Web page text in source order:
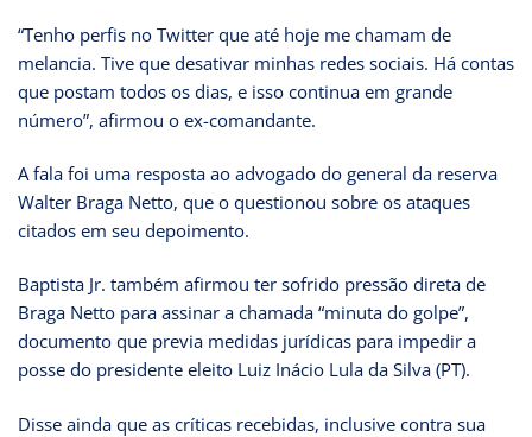
“Tenho perfis no Twitter que até hoje me chamam de
melancia. Tive que desativar minhas redes sociais. Há contas
que postam todos os dias, e isso continua em grande
número”, afirmou o ex-comandante.
A fala foi uma resposta ao advogado do general da reserva
Walter Braga Netto, que o questionou sobre os ataques
citados em seu depoimento.
Baptista Jr. também afirmou ter sofrido pressão direta de
Braga Netto para assinar a chamada “minuta do golpe”,
documento que previa medidas jurídicas para impedir a
posse do presidente eleito Luiz Inácio Lula da Silva (PT).
Disse ainda que as críticas recebidas, inclusive contra sua